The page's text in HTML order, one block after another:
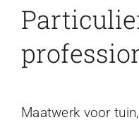
Maatwerk voor